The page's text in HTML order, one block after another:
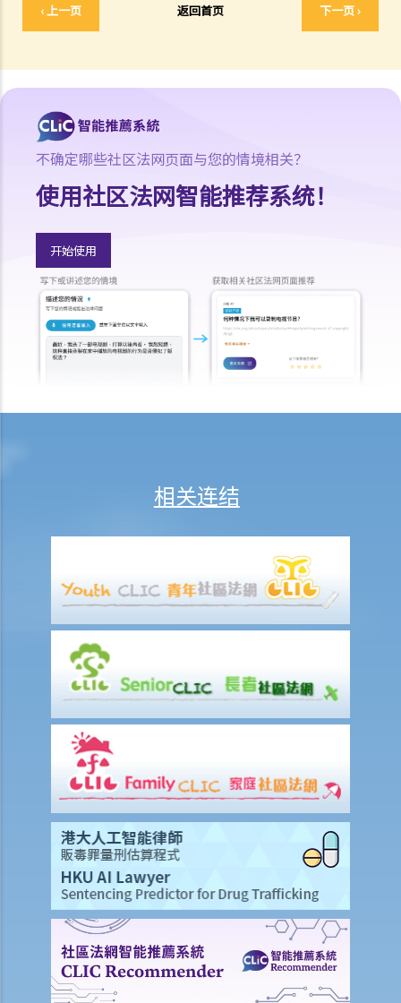
‹ 上一页 返回首页 下一页 ›
不确定哪些社区法网页面与您的情境相关？
使用社区法网智能推荐系统！
开始使用
相关连结